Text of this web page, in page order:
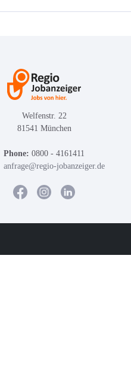
Welfenstr. 22
81541 München
Phone: 0800 - 4161411
anfrage@regio-jobanzeiger.de